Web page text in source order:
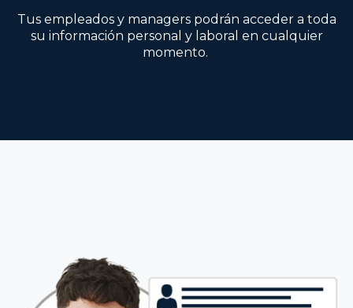
Tus empleados y managers podrán acceder a toda
su información personal y laboral en cualquier
momento.